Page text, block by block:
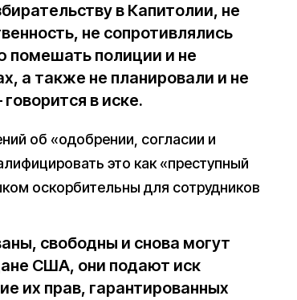
в Капитолии, не
не сопротивлялись
помешать полиции и не
а также не планировали и не
в иске.
об «одобрении, согласии и
это как «преступный
оскорбительны для сотрудников
свободны и снова могут
США, они подают иск
их прав, гарантированных